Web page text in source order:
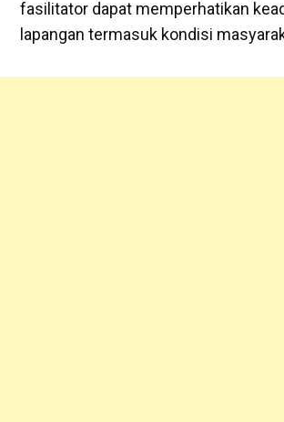
fasilitator dapat memperhatikan
lapangan termasuk kondisi